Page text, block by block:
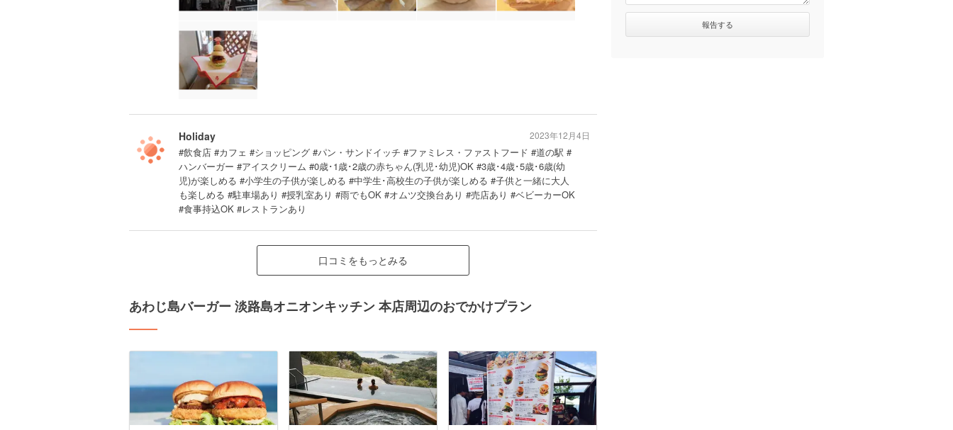
Holiday
#飲食店 #カフェ #ショッピング #パン・サンドイッチ #ファミレス・ファストフード #道の駅 #
ハンバーガー #アイスクリーム #0歳･1歳･2歳の赤ちゃん(乳児･幼児)OK #3歳･4歳･5歳･6歳(幼
児)が楽しめる #小学生の子供が楽しめる #中学生･高校生の子供が楽しめる #子供と一緒に大人
も楽しめる #駐車場あり #授乳室あり #雨でもOK #オムツ交換台あり #売店あり #ベビーカーOK
#食事持込OK #レストランあり
2023年12月4日
口コミをもっとみる
あわじ島バーガー 淡路島オニオンキッチン 本店周辺のおでかけプラン